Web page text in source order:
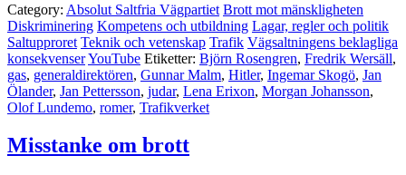
Category: Absolut Saltfria Vägpartiet Brott mot mänskligheten
Diskriminering Kompetens och utbildning Lagar, regler och politik
Saltupproret Teknik och vetenskap Trafik Vägsaltningens beklagliga
konsekvenserYouTube Etiketter: Björn Rosengren, Fredrik Wersäll,
gas, generaldirektören, Gunnar Malm, Hitler, Ingemar Skogö, Jan
Ölander, Jan Pettersson, judar, Lena Erixon, Morgan Johansson,
Olof Lundemo, romer, Trafikverket
Misstanke om brott